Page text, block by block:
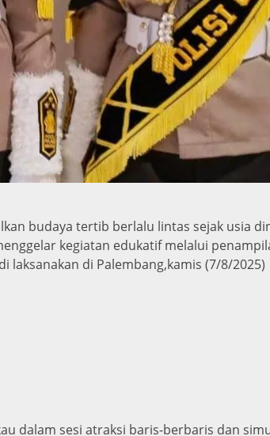
budaya tertib berlalu lintas sejak usia
kegiatan edukatif melalui
laksanakan di Palembang,kamis (7/8/2025)
dalam sesi atraksi baris-berbaris dan